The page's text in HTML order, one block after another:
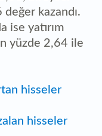
kazandı.
ise yatırım
yüzde 2,64 ile
hisseler
hisseler